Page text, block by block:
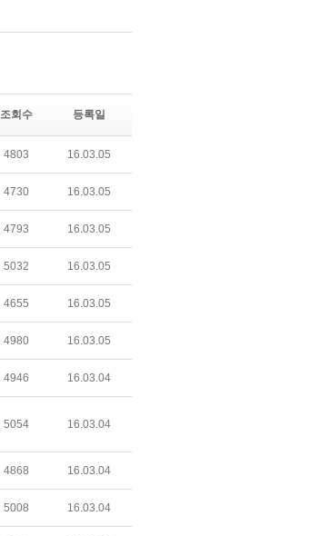
조회수 등록일
4803 16.03.05
4730 16.03.05
4793 16.03.05
5032 16.03.05
4655 16.03.05
4980 16.03.05
4946 16.03.04
5054 16.03.04
4868 16.03.04
5008 16.03.04